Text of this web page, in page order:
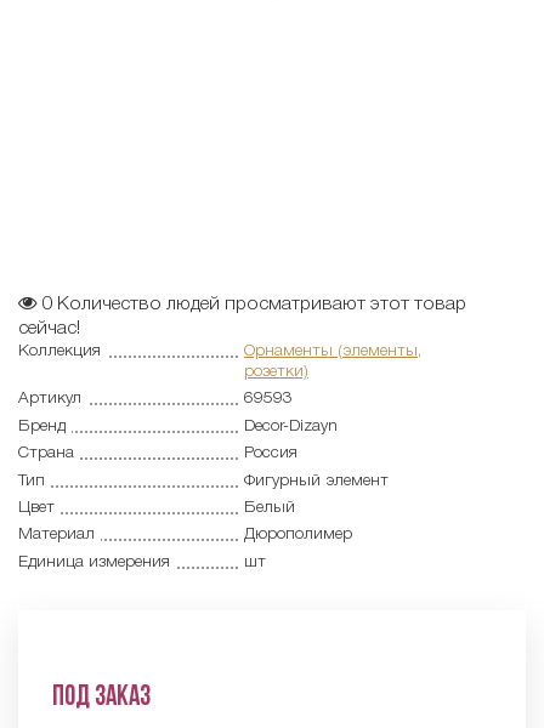
0 Количество людей просматривают этот товар
сейчас!
Коллекция
Орнаменты (элементы,
розетки)
Артикул
69593
Бренд
Decor-Dizayn
Страна
Россия
Тип
Фигурный элемент
Цвет
Белый
Материал
Дюрополимер
Единица измерения
шт
Под заказ